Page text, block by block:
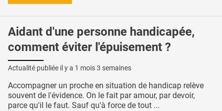
Aidant d'une personne handicapée,
comment éviter l'épuisement ?
Actualité publiée il y a 1 mois 3 semaines
Accompagner un proche en situation de handicap relève
souvent de l'évidence. On le fait par amour, par devoir,
parce qu'il le faut. Sauf qu'à force de tout ...